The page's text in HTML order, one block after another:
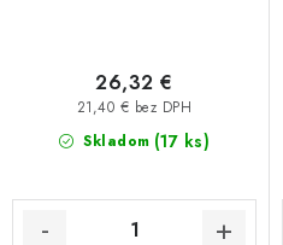
Skladom (17 ks)
21,40 € bez DPH
26,32 €